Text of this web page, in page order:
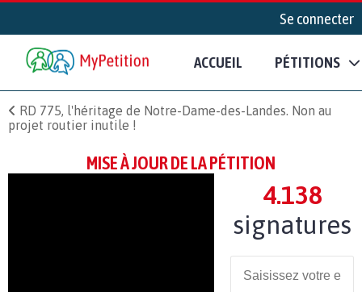
Se connecter
ACCUEIL PÉTITIONS
RD 775, l'héritage de Notre-Dame-des-Landes. Non au
projet routier inutile !
MISE À JOUR DE LA PÉTITION
4.138
signatures